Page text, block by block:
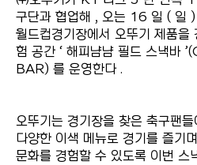
구단과 협업해 , 오는 16 일 ( 일
월드컵경기장에서 오뚜기 제품을
험 공간 ‘ 해피냠냠 필드 스낵바
BAR) 를 운영한다 .
오뚜기는 경기장을 찾은 축구팬
다양한 이색 메뉴로 경기를 즐기
문화를 경험할 수 있도록 이번 스